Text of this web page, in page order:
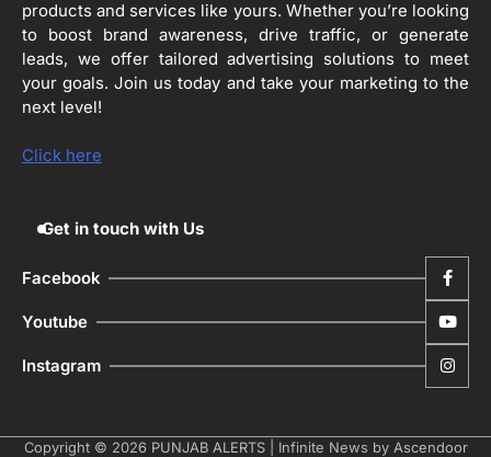
4
ਹੁਸ਼ਿਆਰਪੁਰ ਜ਼ਿਲ੍ਹੇ ਵ‘ ਈ.ਐੱਫ. ਡਿਜੀਟਾਈਜ਼ੇਸ਼ਨ
ਦਾ ਕੰਮ 99.92 ਫੀਸਦੀ ਮੁਕੰਮਲ: ਜ਼ਿਲ੍ਹਾ ਚੋਣ
ਅਫ਼ਸਰ
Editor
products and services like yours. Whether you’re looking
to boost brand awareness, drive traffic, or generate
leads, we offer tailored advertising solutions to meet
your goals. Join us today and take your marketing to the
next level!
Click here
Get in touch with Us
Facebook
Youtube
Instagram
Copyright © 2026 PUNJAB ALERTS| Infinite News by Ascendoor